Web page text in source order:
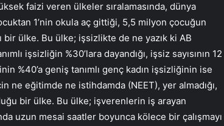
faizi veren ülkeler sıralamasında, dünya
1’nin okula aç gittiği, 5,5 milyon çocuğun
bir ülke. Bu ülke; işsizlikte de ne yazık ki AB
işsizliğin %30’lara dayandığı, işsiz sayısının 12
%40’a geniş tanımlı genç kadın işsizliğinin ise
ne eğitimde ne istihdamda (NEET), yer almadığı,
bir ülke. Bu ülke; işverenlerin iş arayan
uzun mesai saatler boyunca kölece bir çalışmayı